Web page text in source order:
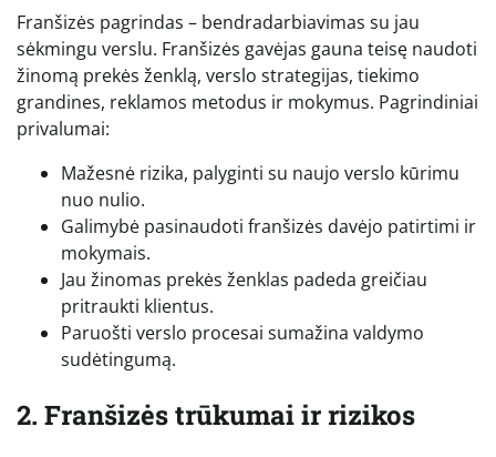
Franšizės pagrindas – bendradarbiavimas su jau
sėkmingu verslu. Franšizės gavėjas gauna teisę naudoti
žinomą prekės ženklą, verslo strategijas, tiekimo
grandines, reklamos metodus ir mokymus. Pagrindiniai
privalumai:
Mažesnė rizika, palyginti su naujo verslo kūrimu
nuo nulio.
Galimybė pasinaudoti franšizės davėjo patirtimi ir
mokymais.
Jau žinomas prekės ženklas padeda greičiau
pritraukti klientus.
Paruošti verslo procesai sumažina valdymo
sudėtingumą.
2. Franšizės trūkumai ir rizikos